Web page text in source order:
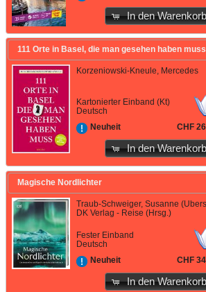
In den Warenkorb
111 Orte in Basel, die man gesehen haben muss
Korzeniowski-Kneule, Mercedes
Kartonierter Einband (Kt)
Deutsch
Neuheit
CHF
In den Warenkorb
Magische Nordlichter
Traub-Schweiger, Susanne
DK Verlag - Reise (Hrsg.)
Fester Einband
Deutsch
Neuheit
CHF
In den Warenkorb